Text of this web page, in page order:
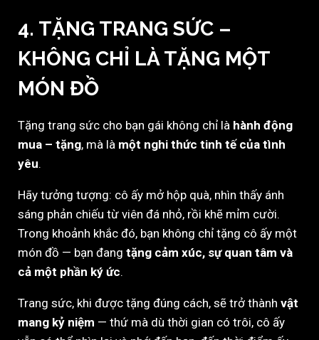
4. TẶNG TRANG SỨC –
KHÔNG CHỈ LÀ TẶNG MỘT
MÓN ĐỒ
Tặng trang sức cho bạn gái không chỉ là hành động
mua – tặng, mà là một nghi thức tinh tế của tình
yêu.
Hãy tưởng tượng: cô ấy mở hộp quà, nhìn thấy ánh
sáng phản chiếu từ viên đá nhỏ, rồi khẽ mỉm cười.
Trong khoảnh khắc đó, bạn không chỉ tặng cô ấy một
món đồ — bạn đang tặng cảm xúc, sự quan tâm và
cả một phần ký ức.
Trang sức, khi được tặng đúng cách, sẽ trở thành vật
mang kỷ niệm — thứ mà dù thời gian có trôi, cô ấy